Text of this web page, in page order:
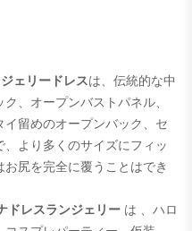
ェリー ドレスは、伝統的な中
、オープンバストパネル、
留めのオープンバック、セ
より多くのサイズにフィッ
尻を完全に覆うことはでき
ドレスランジェリー は 、ハロ